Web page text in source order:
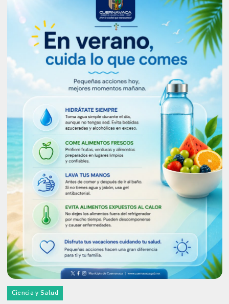
Ciencia y Salud